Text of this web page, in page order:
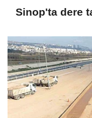
Sinop'ta dere